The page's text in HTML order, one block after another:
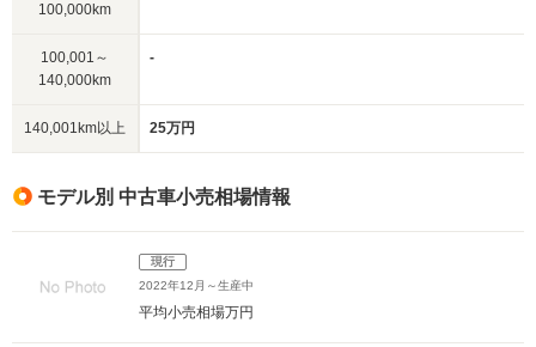
100,000km
100,001～
140,000km
-
140,001km以上 25万円
モデル別 中古車小売相場情報
現行
2022年12月～生産中
平均小売相場万円